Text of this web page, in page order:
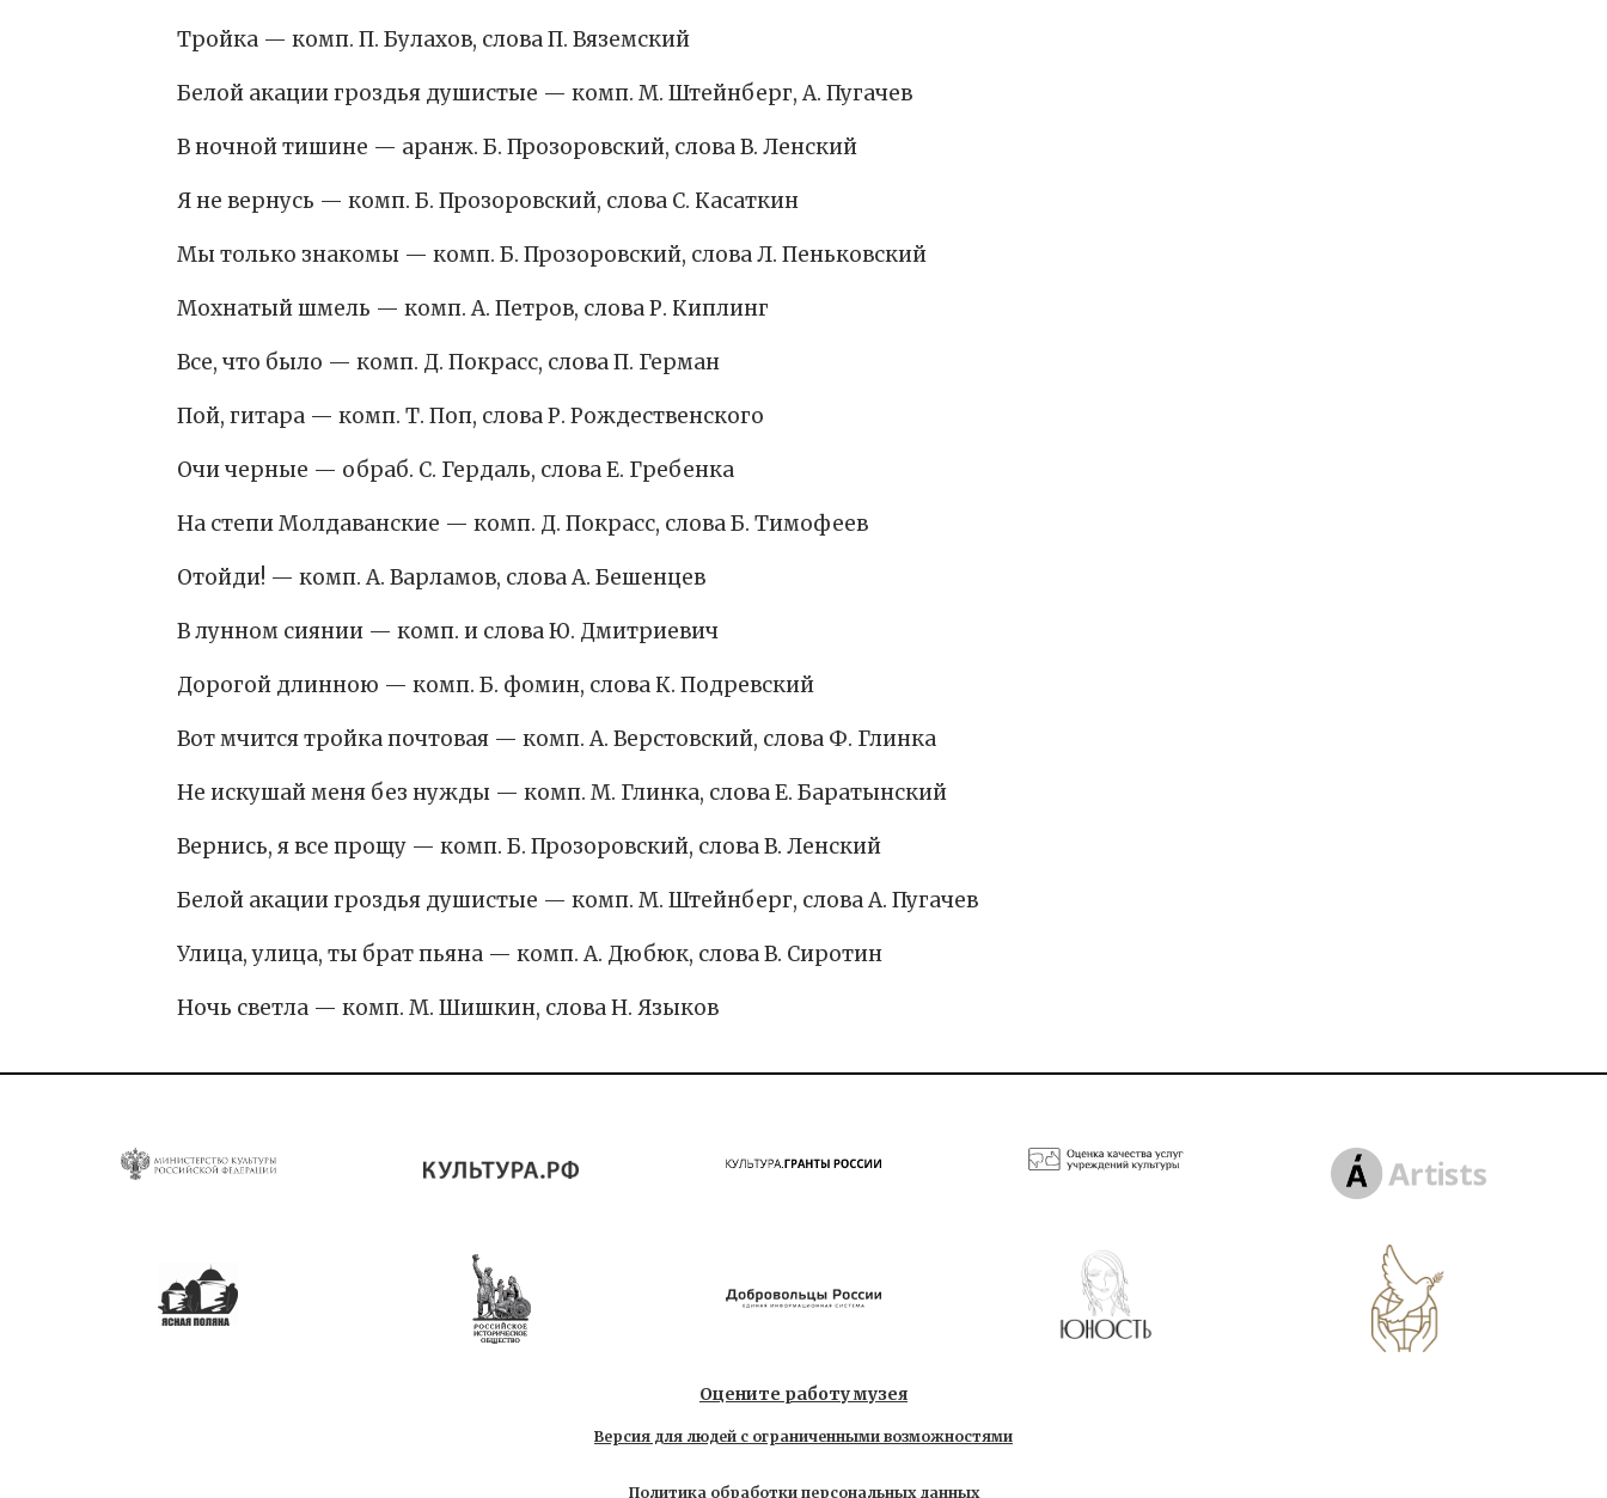
Тройка — комп. П. Булахов, слова П. Вяземский
Белой акации гроздья душистые — комп. М. Штейнберг, А. Пугачев
В ночной тишине — аранж. Б. Прозоровский, слова В. Ленский
Я не вернусь — комп. Б. Прозоровский, слова С. Касаткин
Мы только знакомы — комп. Б. Прозоровский, слова Л. Пеньковский
Мохнатый шмель — комп. А. Петров, слова Р. Киплинг
Все, что было — комп. Д. Покрасс, слова П. Герман
Пой, гитара — комп. Т. Поп, слова Р. Рождественского
Очи черные — обраб. С. Гердаль, слова Е. Гребенка
На степи Молдаванские — комп. Д. Покрасс, слова Б. Тимофеев
Отойди! — комп. А. Варламов, слова А. Бешенцев
В лунном сиянии — комп. и слова Ю. Дмитриевич
Дорогой длинною — комп. Б. фомин, слова К. Подревский
Вот мчится тройка почтовая — комп. А. Верстовский, слова Ф. Глинка
Не искушай меня без нужды — комп. М. Глинка, слова Е. Баратынский
Вернись, я все прощу — комп. Б. Прозоровский, слова В. Ленский
Белой акации гроздья душистые — комп. М. Штейнберг, слова А. Пугачев
Улица, улица, ты брат пьяна — комп. А. Дюбюк, слова В. Сиротин
Ночь светла — комп. М. Шишкин, слова Н. Языков
Оцените работу музея
Версия для людей с ограниченными возможностями
Политика обработки персональных данных